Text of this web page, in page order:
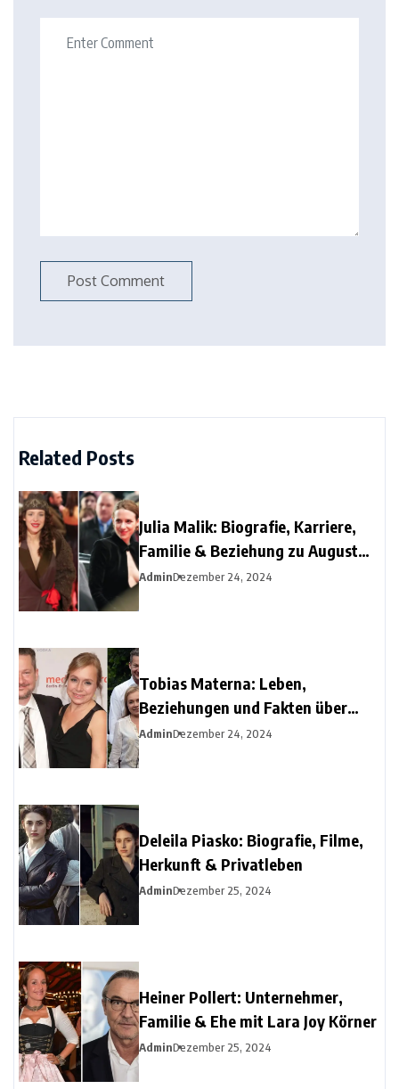
Related Posts
Julia Malik: Biografie, Karriere,
Familie & Beziehung zu August
Diehl
AdminDezember 24, 2024
Tobias Materna: Leben,
Beziehungen und Fakten über
Christine Urspruchs Ex-Ehemann
AdminDezember 24, 2024
Deleila Piasko: Biografie, Filme,
Herkunft & Privatleben
AdminDezember 25, 2024
Heiner Pollert: Unternehmer,
Familie & Ehe mit Lara Joy Körner
AdminDezember 25, 2024